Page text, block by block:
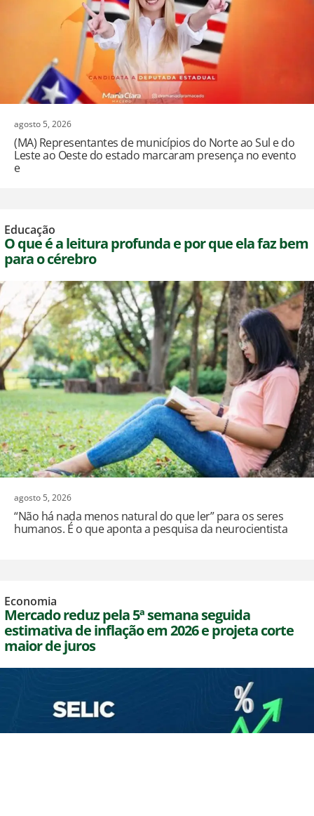
agosto 5, 2026
(MA) Representantes de municípios do Norte ao Sul e do
Leste ao Oeste do estado marcaram presença no evento
e
Educação
O que é a leitura profunda e por que ela faz bem
para o cérebro
agosto 5, 2026
“Não há nada menos natural do que ler” para os seres
humanos. É o que aponta a pesquisa da neurocientista
Economia
Mercado reduz pela 5ª semana seguida
estimativa de inflação em 2026 e projeta corte
maior de juros